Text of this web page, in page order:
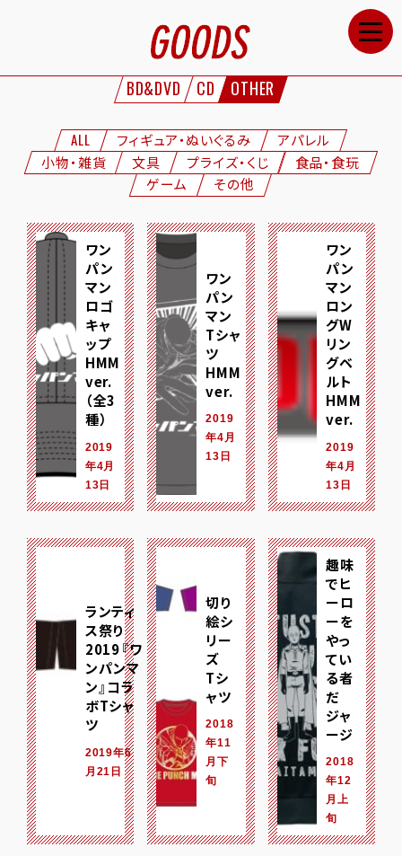
HOME
NEWS
STAFF&CAST
STORY
CHARACTERS
GOODS
MOVIE
SPECIAL
GALLERY
BD&DVD CD OTHER
ALL フィギュア・ぬいぐるみ
アパレル
小物・雑貨
文具 プライズ・くじ
食品・食玩
ゲーム
その他
ワン
パン
マン
ロゴ
キャ
ップ
HMM
ver.
（全3
種）
2019
年4月
13日
ワン
パン
マン
Tシャ
ツ
HMM
ver.
2019
年4月
13日
ワン
パン
マン
ロン
グW
リン
グベ
ルト
HMM
ver.
2019
年4月
13日
ランティ
ス祭り
2019『ワ
ンパンマ
ン』コラ
ボTシャ
ツ
2019年6
月21日
切り
絵シ
リー
ズ
Tシ
ャツ
2018
年11
月下
旬
趣味
でヒ
ーロ
ーを
やっ
てい
る者
だ
ジャ
ージ
2018
年12
月上
旬